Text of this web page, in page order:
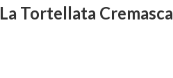
La Tortellata Cremasca